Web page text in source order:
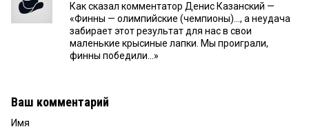
Как сказал комментатор Денис Казанский —
«Финны — олимпийские (чемпионы)..., а неудача
забирает этот результат для нас в свои
маленькие крысиные лапки. Мы проиграли,
финны победили...»
Ваш комментарий
Имя